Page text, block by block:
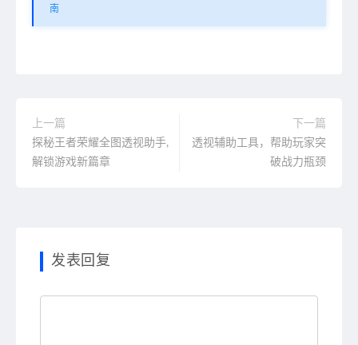
南
上一篇
探秘王者荣耀全图透视助手,
解锁游戏新篇章
下一篇
透视辅助工具，帮助玩家突
破战力瓶颈
发表回复